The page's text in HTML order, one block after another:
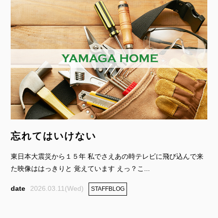
忘れてはいけない
東日本大震災から１５年 私でさえあの時テレビに飛び込んで来
た映像ははっきりと 覚えています えっ？こ...
2026.03.11(Wed) STAFFBLOG